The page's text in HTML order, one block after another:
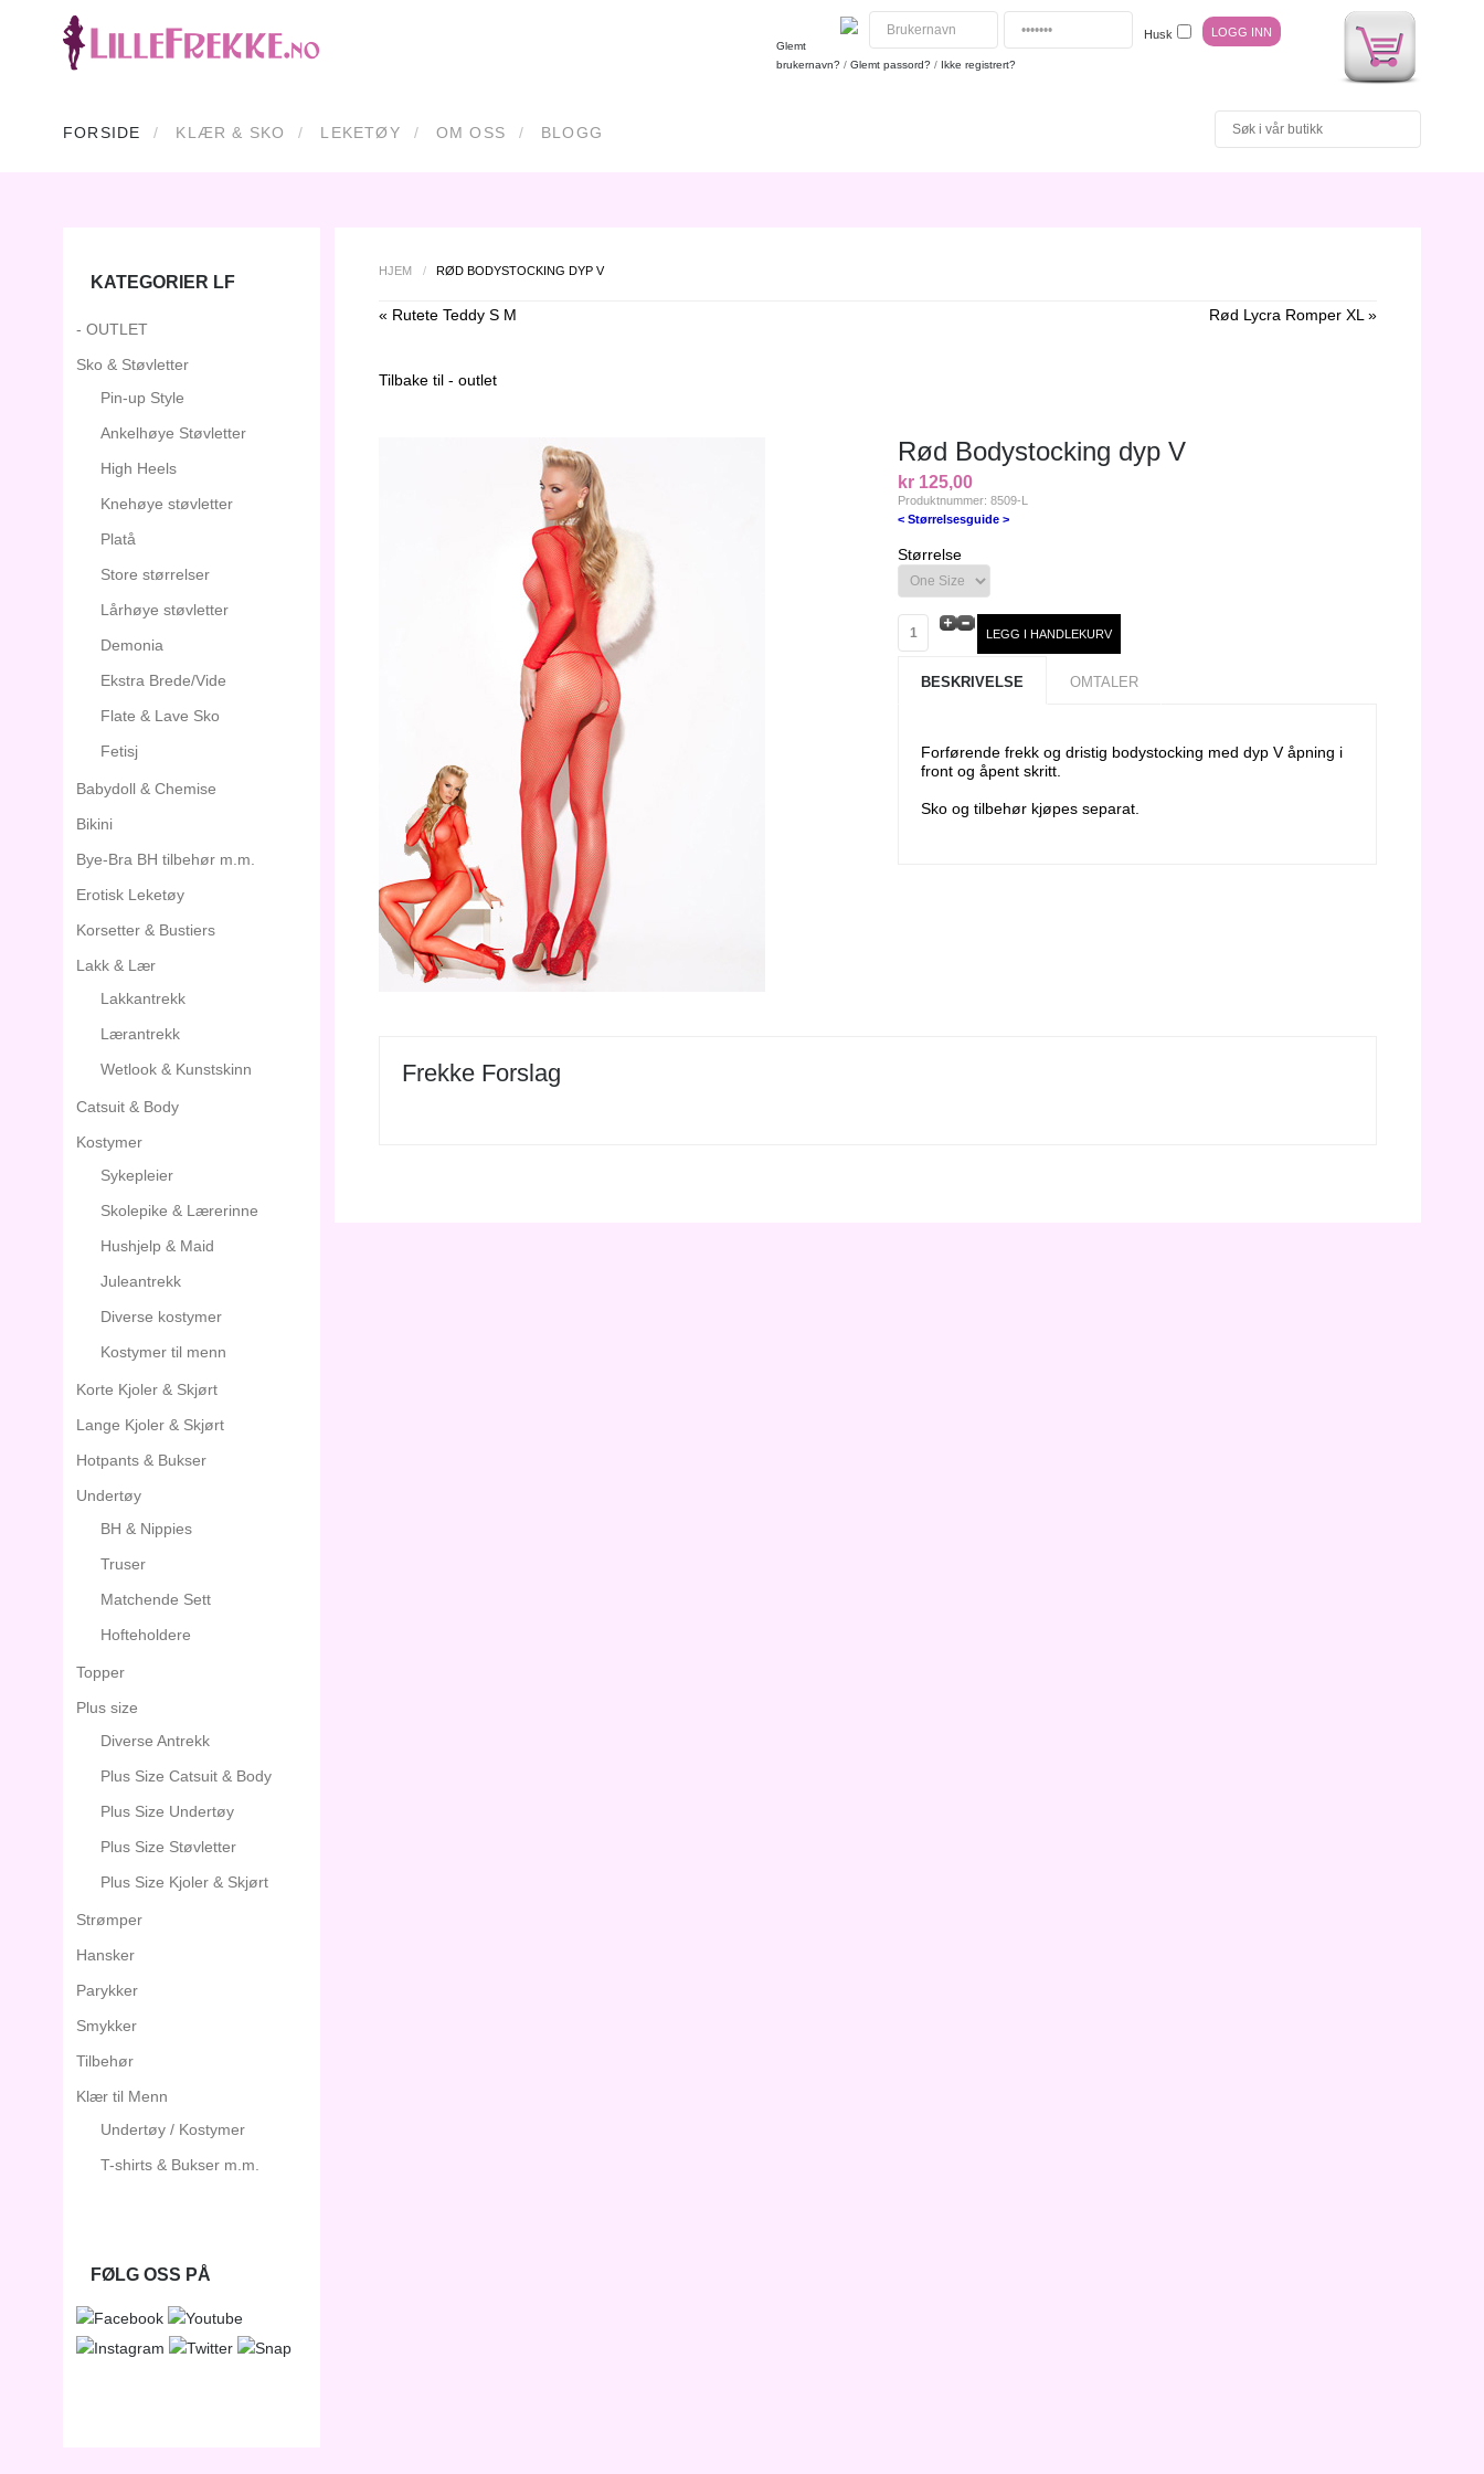
Husk
Glemt
brukernavn? / Glemt passord? / Ikke registrert?
FORSIDE KLÆR & SKO LEKETØY OM OSS BLOGG
HJEM / RØD BODYSTOCKING DYP V
« Rutete Teddy S M Rød Lycra Romper XL »
Tilbake til - outlet
Rød Bodystocking dyp V
kr 125,00
Produktnummer: 8509-L
< Størrelsesguide >
Størrelse
BESKRIVELSE OMTALER
Forførende frekk og dristig bodystocking med dyp V åpning i
front og åpent skritt.
Sko og tilbehør kjøpes separat.
Frekke Forslag
KATEGORIER LF
- OUTLET
Sko & Støvletter
Pin-up Style
Ankelhøye Støvletter
High Heels
Knehøye støvletter
Platå
Store størrelser
Lårhøye støvletter
Demonia
Ekstra Brede/Vide
Flate & Lave Sko
Fetisj
Babydoll & Chemise
Bikini
Bye-Bra BH tilbehør m.m.
Erotisk Leketøy
Korsetter & Bustiers
Lakk & Lær
Lakkantrekk
Lærantrekk
Wetlook & Kunstskinn
Catsuit & Body
Kostymer
Sykepleier
Skolepike & Lærerinne
Hushjelp & Maid
Juleantrekk
Diverse kostymer
Kostymer til menn
Korte Kjoler & Skjørt
Lange Kjoler & Skjørt
Hotpants & Bukser
Undertøy
BH & Nippies
Truser
Matchende Sett
Hofteholdere
Topper
Plus size
Diverse Antrekk
Plus Size Catsuit & Body
Plus Size Undertøy
Plus Size Støvletter
Plus Size Kjoler & Skjørt
Strømper
Hansker
Parykker
Smykker
Tilbehør
Klær til Menn
Undertøy / Kostymer
T-shirts & Bukser m.m.
FØLG OSS PÅ